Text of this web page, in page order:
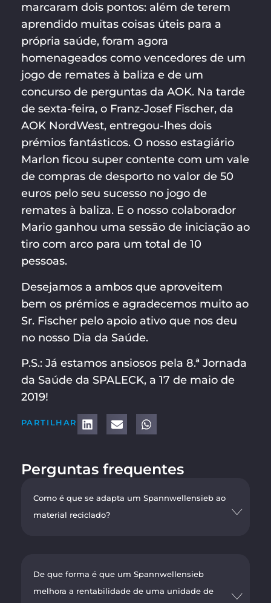
marcaram dois pontos: além de terem
aprendido muitas coisas úteis para a
própria saúde, foram agora
homenageados como vencedores de um
jogo de remates à baliza e de um
concurso de perguntas da AOK. Na tarde
de sexta-feira, o Franz-Josef Fischer, da
AOK NordWest, entregou-lhes dois
prémios fantásticos. O nosso estagiário
Marlon ficou super contente com um vale
de compras de desporto no valor de 50
euros pelo seu sucesso no jogo de
remates à baliza. E o nosso colaborador
Mario ganhou uma sessão de iniciação ao
tiro com arco para um total de 10
pessoas.
Desejamos a ambos que aproveitem
bem os prémios e agradecemos muito ao
Sr. Fischer pelo apoio ativo que nos deu
no nosso Dia da Saúde.
P.S.: Já estamos ansiosos pela 8.ª Jornada
da Saúde da SPALECK, a 17 de maio de
2019!
PARTILHAR
Perguntas frequentes
Como é que se adapta um Spannwellensieb ao
material reciclado?
De que forma é que um Spannwellensieb
melhora a rentabilidade de uma unidade de